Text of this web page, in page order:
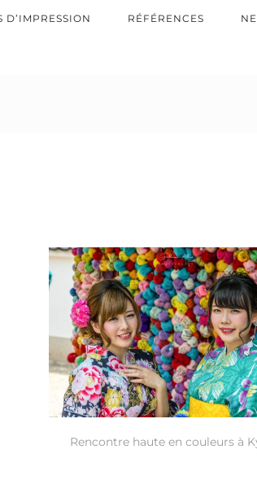
D’IMPRESSION RÉFÉRENCES
Rencontre haute en couleurs à